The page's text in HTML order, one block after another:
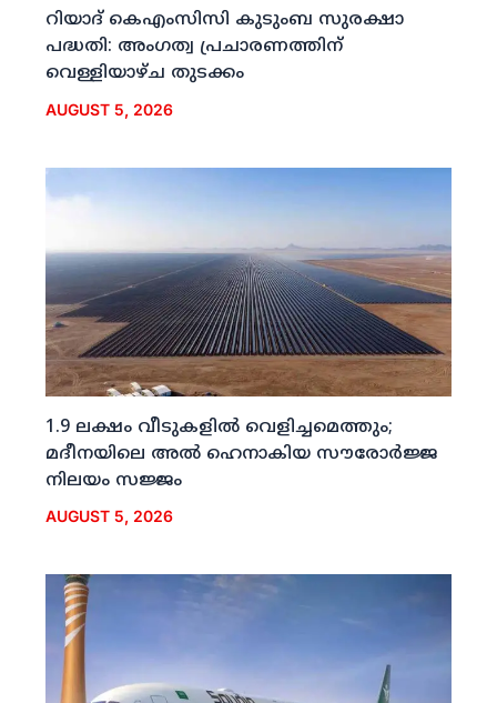
റിയാദ് കെഎംസിസി കുടുംബ സുരക്ഷാ
പദ്ധതി: അംഗത്വ പ്രചാരണത്തിന്
വെള്ളിയാഴ്ച തുടക്കം
AUGUST 5, 2026
1.9 ലക്ഷം വീടുകളില്‍ വെളിച്ചമെത്തും;
മദീനയിലെ അല്‍ ഹെനാകിയ സൗരോര്‍ജ്ജ
നിലയം സജ്ജം
AUGUST 5, 2026